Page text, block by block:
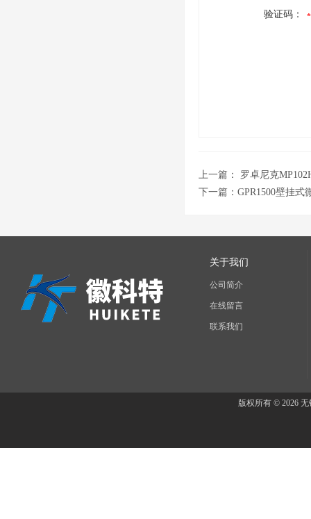
验证码：
上一篇： 罗卓尼克
下一篇： GPR1500壁挂式
关于我们
公司简介
在线留言
联系我们
版权所有 © 2026